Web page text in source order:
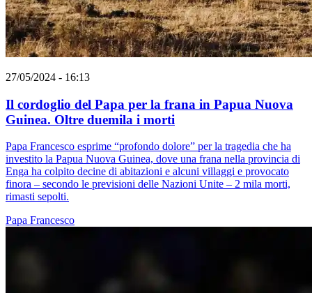
27/05/2024 - 16:13
Il cordoglio del Papa per la frana in Papua Nuova
Guinea. Oltre duemila i morti
Papa Francesco esprime “profondo dolore” per la tragedia che ha
investito la Papua Nuova Guinea, dove una frana nella provincia di
Enga ha colpito decine di abitazioni e alcuni villaggi e provocato
finora – secondo le previsioni delle Nazioni Unite – 2 mila morti,
rimasti sepolti.
Papa Francesco